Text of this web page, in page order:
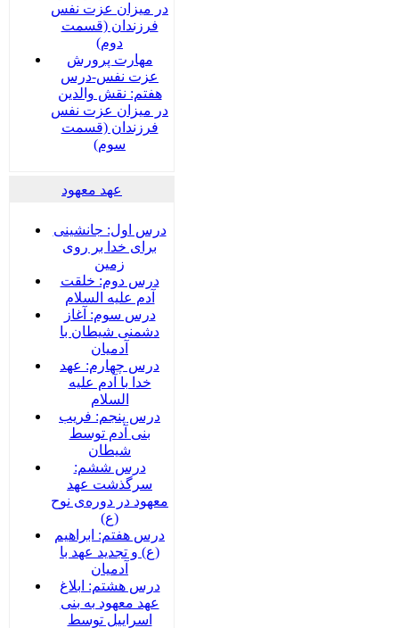
در میزان عزت نفس
فرزندان (قسمت
دوم)
مهارت پرورش
عزت نفس-درس
هفتم: نقش والدین
در میزان عزت نفس
فرزندان (قسمت
سوم)
عهد معهود
درس اول: جانشینی
برای خدا بر روی
زمین
درس دوم: خلقت
آدم علیه السلام
درس سوم: آغاز
دشمنی شیطان با
آدمیان
درس چهارم: عهد
خدا با آدم علیه
السلام
درس پنجم: فریب
بنی آدم توسط
شیطان
درس ششم:
سرگذشت عهد
معهود در دوره‌‌ی نوح
(ع)
درس هفتم: ابراهیم
(ع) و تجدید عهد با
آدمیان
درس هشتم: ابلاغ
عهد معهود به بنی
اسراییل توسط